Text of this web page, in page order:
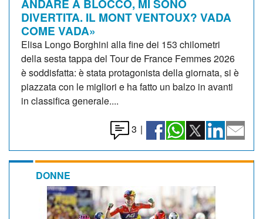
ANDARE A BLOCCO, MI SONO
DIVERTITA. IL MONT VENTOUX? VADA
COME VADA»
Elisa Longo Borghini alla fine dei 153 chilometri
della sesta tappa del Tour de France Femmes 2026
è soddisfatta: è stata protagonista della giornata, si è
piazzata con le migliori e ha fatto un balzo in avanti
in classifica generale....
3 |
DONNE